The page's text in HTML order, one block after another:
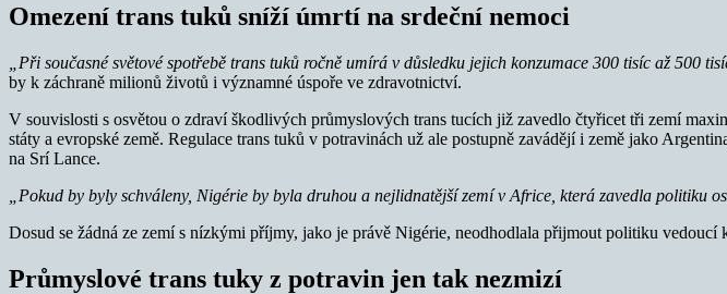
Omezení trans tuků sníží úmrtí na srdeční nemoci
„Při současné světové spotřebě trans tuků ročně umírá v důsledku jejich konzumace 300 tisíc až 500
by k záchraně milionů životů i významné úspoře ve zdravotnictví.
V souvislosti s osvětou o zdraví škodlivých průmyslových trans tucích již zavedlo čtyřicet tři zemí
státy a evropské země. Regulace trans tuků v potravinách už ale postupně zavádějí i země jako
na Srí Lance.
„Pokud by byly schváleny, Nigérie by byla druhou a nejlidnatější zemí v Africe, která zavedla politiku
Dosud se žádná ze zemí s nízkými příjmy, jako je právě Nigérie, neodhodlala přijmout politiku
Průmyslové trans tuky z potravin jen tak nezmizí